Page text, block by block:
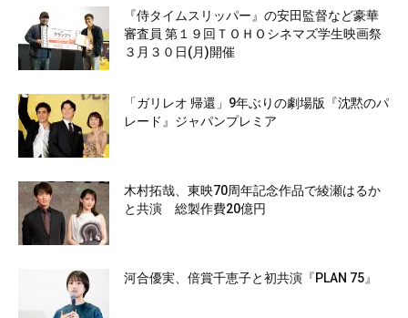
『侍タイムスリッパー』の安田監督など豪華
審査員 第１９回ＴＯＨＯシネマズ学生映画祭
３月３０日(月)開催
「ガリレオ 帰還」9年ぶりの劇場版『沈黙のパ
レード』ジャパンプレミア
木村拓哉、東映70周年記念作品で綾瀬はるか
と共演 総製作費20億円
河合優実、倍賞千恵子と初共演『PLAN 75』